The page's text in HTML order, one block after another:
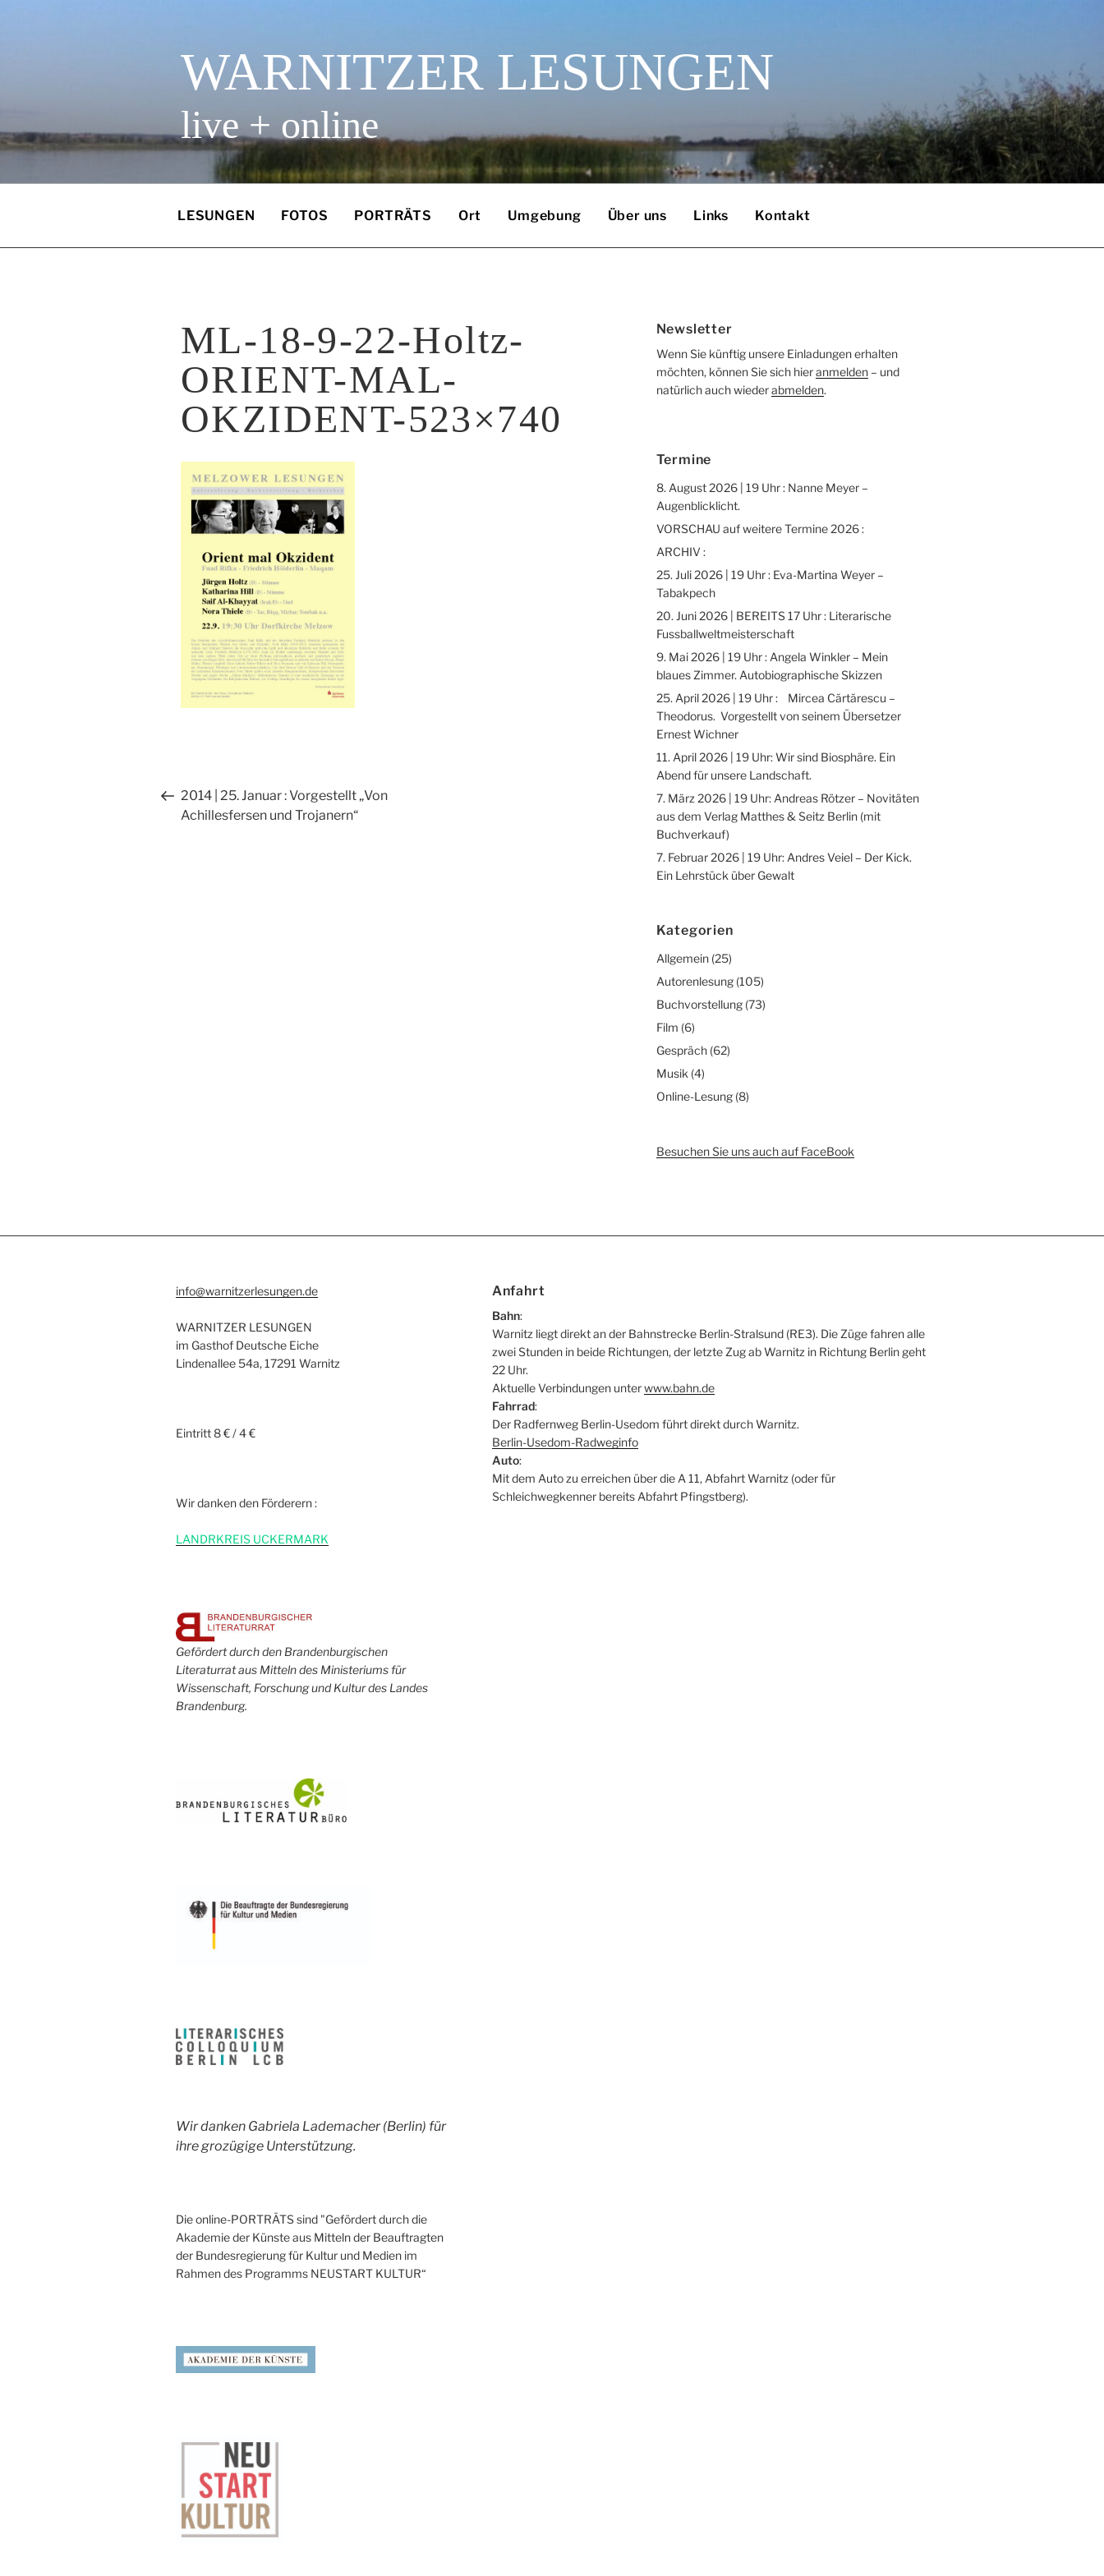
WARNITZER LESUNGEN
live + online
LESUNGEN FOTOS PORTRÄTS Ort Umgebung Über uns Links Kontakt
ML-18-9-22-Holtz-
ORIENT-MAL-
OKZIDENT-523×740
Beitragsnavigation
Vorheriger
Beitrag
2014 | 25. Januar : Vorgestellt „Von
Achillesfersen und Trojanern“
Newsletter
Wenn Sie künftig unsere Einladungen erhalten
möchten, können Sie sich hieranmelden– und
natürlich auch wiederabmelden.
Termine
8. August 2026 | 19 Uhr : Nanne Meyer –
Augenblicklicht.
VORSCHAU auf weitere Termine 2026 :
ARCHIV :
25. Juli 2026 | 19 Uhr : Eva-Martina Weyer –
Tabakpech
20. Juni 2026 | BEREITS 17 Uhr : Literarische
Fussballweltmeisterschaft
9. Mai 2026 | 19 Uhr : Angela Winkler – Mein
blaues Zimmer. Autobiographische Skizzen
25. April 2026 | 19 Uhr : Mircea Cărtărescu –
Theodorus. Vorgestellt von seinem Übersetzer
Ernest Wichner
11. April 2026 | 19 Uhr: Wir sind Biosphäre. Ein
Abend für unsere Landschaft.
7. März 2026 | 19 Uhr: Andreas Rötzer – Novitäten
aus dem Verlag Matthes & Seitz Berlin (mit
Buchverkauf)
7. Februar 2026 | 19 Uhr: Andres Veiel – Der Kick.
Ein Lehrstück über Gewalt
Kategorien
Allgemein(25)
Autorenlesung(105)
Buchvorstellung(73)
Film (6)
Gespräch(62)
Musik (4)
Online-Lesung(8)
Besuchen Sie uns auch auf FaceBook
info@warnitzerlesungen.de
WARNITZER LESUNGEN
im Gasthof Deutsche Eiche
Lindenallee 54a, 17291 Warnitz
Eintritt 8 € / 4 €
Wir danken den Förderern :
L ANDRKREIS UCKERMARK
Gefördert durch den Brandenburgischen
Literaturrat aus Mitteln des Ministeriums für
Wissenschaft, Forschung und Kultur des Landes
Brandenburg.
Wir danken Gabriela Lademacher (Berlin) für
ihre grozügige Unterstützung.
Die online-PORTRÄTS sind "Gefördert durch die
Akademie der Künste aus Mitteln der Beauftragten
der Bundesregierung für Kultur und Medien im
Rahmen des Programms NEUSTART KULTUR“
Anfahrt
Bahn:
Warnitz liegt direkt an der Bahnstrecke Berlin-Stralsund (RE3). Die Züge fahren alle
zwei Stunden in beide Richtungen, der letzte Zug ab Warnitz in Richtung Berlin geht
22 Uhr.
Aktuelle Verbindungen unterwww.bahn.de
Fahrrad:
Der Radfernweg Berlin-Usedom führt direkt durch Warnitz.
Berlin-Usedom-Radweginfo
Auto:
Mit dem Auto zu erreichen über die A 11, Abfahrt Warnitz (oder für
Schleichwegkenner bereits Abfahrt Pfingstberg).